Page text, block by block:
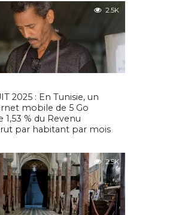
2.5K
2025 : En Tunisie, un
mobile de 5 Go
% du Revenu
par habitant par mois
2.5K